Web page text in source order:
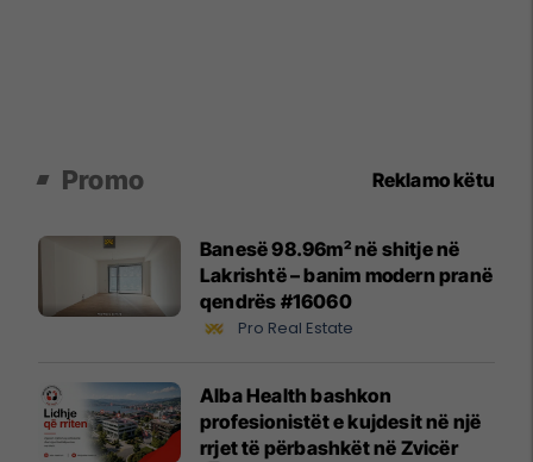
Promo Reklamo këtu
Banesë 98.96m² në shitje në
Lakrishtë – banim modern pranë
qendrës #16060
Pro Real Estate
Alba Health bashkon
profesionistët e kujdesit në një
rrjet të përbashkët në Zvicër